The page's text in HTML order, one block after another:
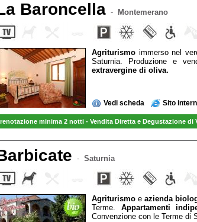
Baroncella - Montemerano
Agriturismo immerso nel
Saturnia. Produzione e
extravergine di oliva.
Vedi scheda Sito
minima 2 notti - Vendita Diretta e Degustazione di
- Saturnia
Agriturismo e azienda
Terme. Appartamenti
Convenzione con le Terme di